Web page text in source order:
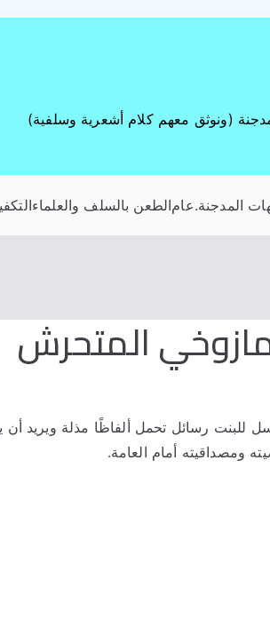
(ونوثق معهم كلام أشعرية وسلفية)
المدجنة.عامالطعن بالسلف والعلماء
المتحرش
رسائل تحمل ألفاظًا مذلة ويريد أن
ومصداقيته أمام العامة.